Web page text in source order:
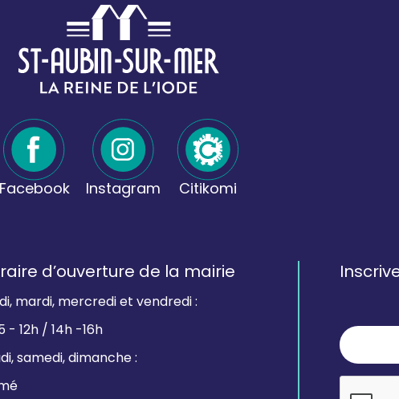
Facebook Instagram Citikomi
d’ouverture de la mairie
mardi, mercredi et vendredi :
- 12h / 14h -16h
samedi, dimanche :